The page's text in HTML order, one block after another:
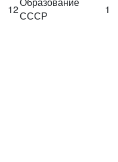
12СССР
1